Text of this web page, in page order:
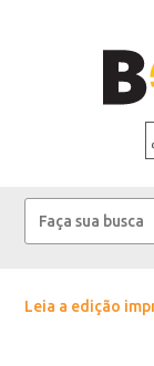
Leia a edição